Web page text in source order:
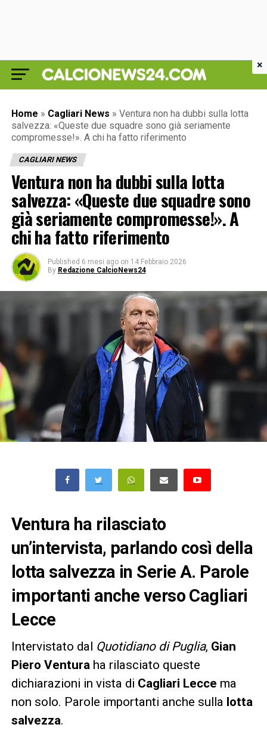
Home » Cagliari News » Ventura non ha dubbi sulla lotta
salvezza: «Queste due squadre sono già seriamente
compromesse!». A chi ha fatto riferimento
CAGLIARI NEWS
Ventura non ha dubbi sulla lotta
salvezza: «Queste due squadre sono
già seriamente compromesse!». A
chi ha fatto riferimento
Published 6 mesi ago on 14 Febbraio 2026
By Redazione CalcioNews24
Ventura ha rilasciato
un’intervista, parlando così della
lotta salvezza in Serie A. Parole
importanti anche verso Cagliari
Lecce
Intervistato dal Quotidiano di Puglia, Gian
Piero Venturaha rilasciato queste
dichiarazioni in vista di Cagliari Lecce ma
non solo. Parole importanti anche sulla lotta
salvezza.
×